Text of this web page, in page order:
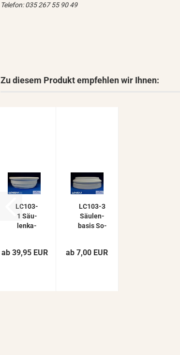
Telefon: 035 267 55 90 49
Zu diesem Produkt empfehlen wir Ihnen:
LC103-​​
1 Säu­
len­ka­
schluss
ab 39,95 EUR
LC103-​​3
Säu­len­
ba­sis So­
Säule
ab 7,00 EUR